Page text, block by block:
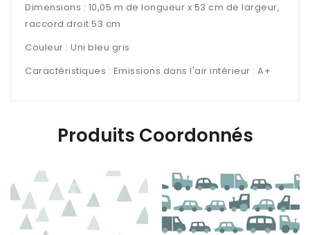
Dimensions : 10,05 m de longueur x 53 cm de largeur,
raccord droit 53 cm
Couleur : Uni bleu gris
Caractéristiques : Emissions dans l'air intérieur : A+
Produits Coordonnés